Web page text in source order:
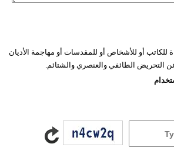
للكاتب أو للأشخاص أو للمقدسات أو مهاجمة الأديان
عن التحريض الطائفي والعنصري والشتائم.